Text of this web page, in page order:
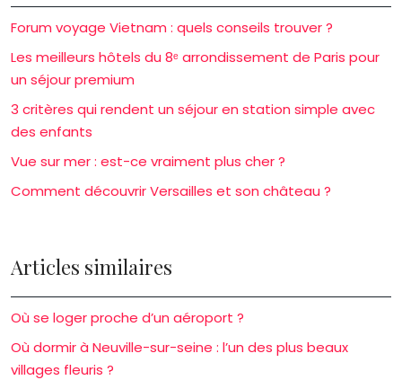
Forum voyage Vietnam : quels conseils trouver ?
Les meilleurs hôtels du 8ᵉ arrondissement de Paris pour
un séjour premium
3 critères qui rendent un séjour en station simple avec
des enfants
Vue sur mer : est-ce vraiment plus cher ?
Comment découvrir Versailles et son château ?
Articles similaires
Où se loger proche d’un aéroport ?
Où dormir à Neuville-sur-seine : l’un des plus beaux
villages fleuris ?